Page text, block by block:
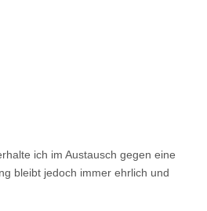
ich im Austausch gegen eine
bleibt jedoch immer ehrlich und